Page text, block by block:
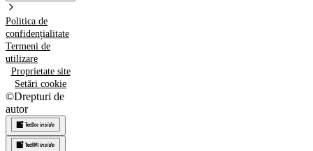
Politica de
confidențialitate
Termeni de
utilizare
Proprietate site
Setări cookie
©Drepturi de
autor